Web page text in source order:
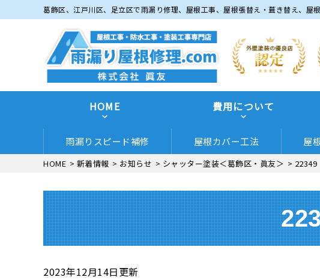
葛飾区、江戸川区、足立区で雨漏り修理、屋根工事、屋根張替え・葺き替え、
HOME 費用について
雨漏りスピード補修 屋根カバー工法 屋
HOME > 新着情報 > お知らせ > シャッター塗装＜葛飾区・眞友＞ > 22349
2023年12月14日更新